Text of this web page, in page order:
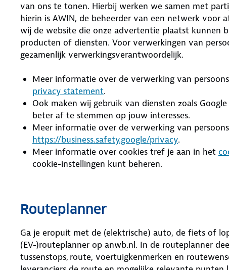
van ons te tonen. Hierbij werken we samen met
hierin is AWIN, de beheerder van een netwerk
wij de website die onze advertentie plaatst kunnen
producten of diensten. Voor verwerkingen van
gezamenlijk verwerkingsverantwoordelijk.
Meer informatie over de verwerking van
privacy statement.
Ook maken wij gebruik van diensten zoals
beter af te stemmen op jouw interesses.
Meer informatie over de verwerking van
https://business.safety.google/privacy.
Meer informatie over cookies tref je aan in het
cookie-instellingen kunt beheren.
Routeplanner
Ga je eropuit met de (elektrische) auto, de fiets of
(EV-)routeplanner op anwb.nl. In de routeplanner
tussenstops, route, voertuigkenmerken en